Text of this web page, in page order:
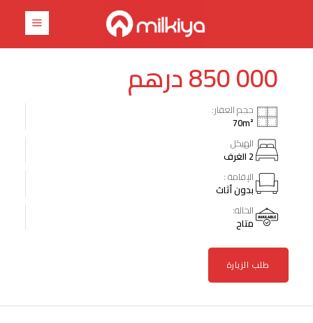
850 000درهم
حجم العقار:
70m²
الهيكل
2 الغرف
الإقامة :
بدون أثاث
الحالة:
متاح
طلب الزيارة